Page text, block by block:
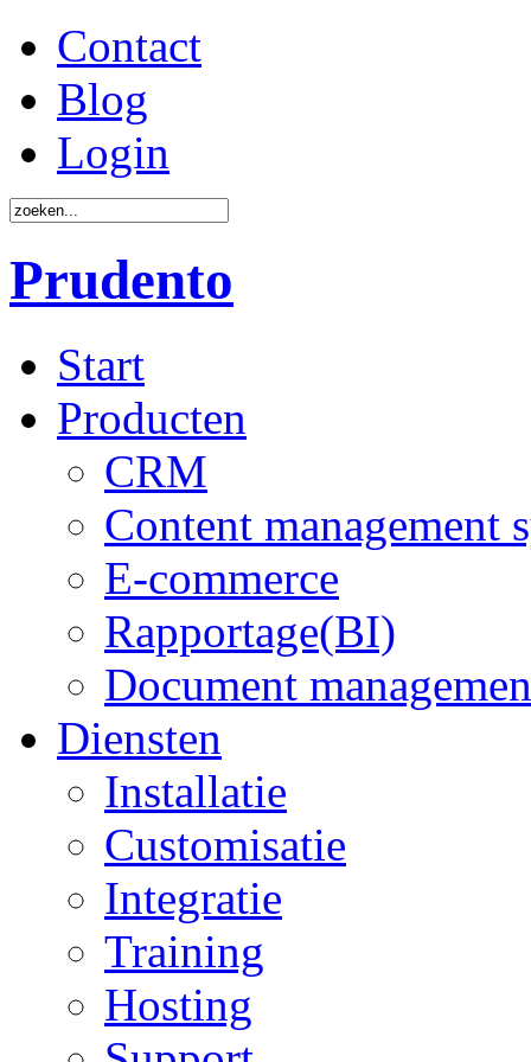
Contact
Blog
Login
Prudento
Start
Producten
CRM
Content management
E-commerce
Rapportage(BI)
Document
Diensten
Installatie
Customisatie
Integratie
Training
Hosting